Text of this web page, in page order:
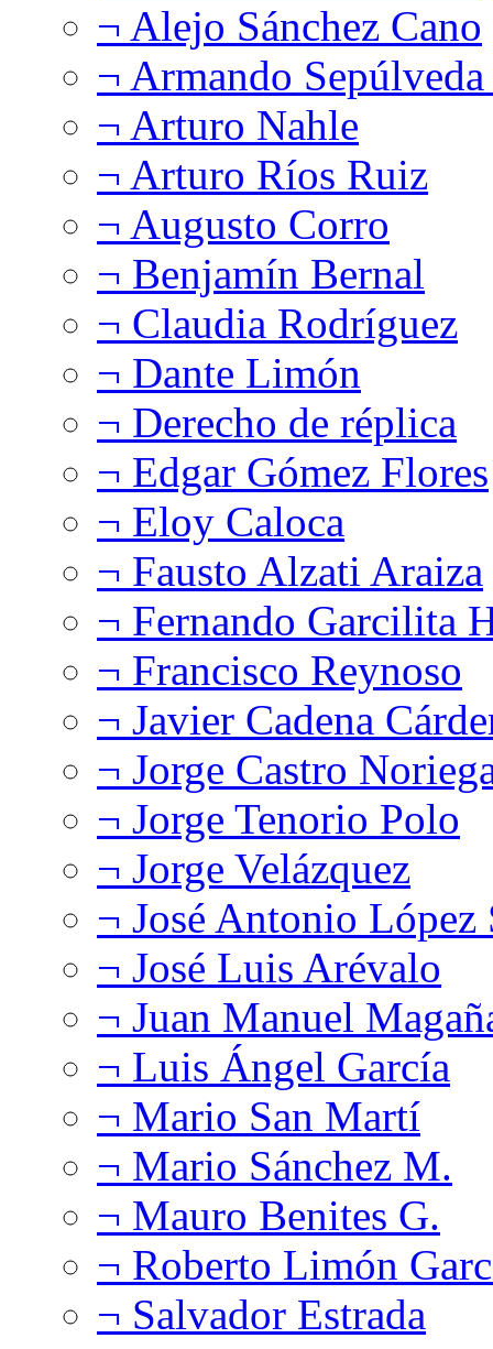
¬ Alejo Sánchez Cano
¬ Armando
¬ Arturo Nahle
¬ Arturo Ríos Ruiz
¬ Augusto Corro
¬ Benjamín Bernal
¬ Claudia Rodríguez
¬ Dante Limón
¬ Derecho de réplica
¬ Edgar Gómez Flores
¬ Eloy Caloca
¬ Fausto Alzati Araiza
¬ Fernando Garcilita
¬ Francisco Reynoso
¬ Javier Cadena
¬ Jorge Castro
¬ Jorge Tenorio Polo
¬ Jorge Velázquez
¬ José Antonio López
¬ José Luis Arévalo
¬ Juan Manuel
¬ Luis Ángel García
¬ Mario San Martí
¬ Mario Sánchez M.
¬ Mauro Benites G.
¬ Roberto Limón
¬ Salvador Estrada